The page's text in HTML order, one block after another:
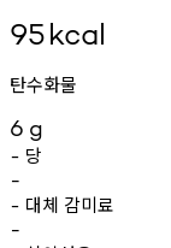
95kcal
탄수화물
6 g
- 당
-
- 대체 감미료
-